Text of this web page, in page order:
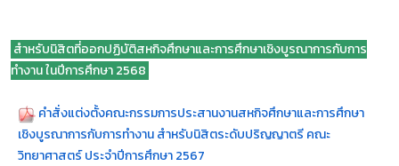
สำหรับนิสิตที่ออกปฏิบัติสหกิจศึกษาและการศึกษาเชิงบูรณาการกับการ
ทำงาน ในปีการศึกษา 2568
คำสั่งแต่งตั้งคณะกรรมการประสานงานสหกิจศึกษาและการศึกษา
เชิงบูรณาการกับการทำงาน สำหรับนิสิตระดับปริญญาตรี คณะ
วิทยาศาสตร์ ประจำปีการศึกษา 2567